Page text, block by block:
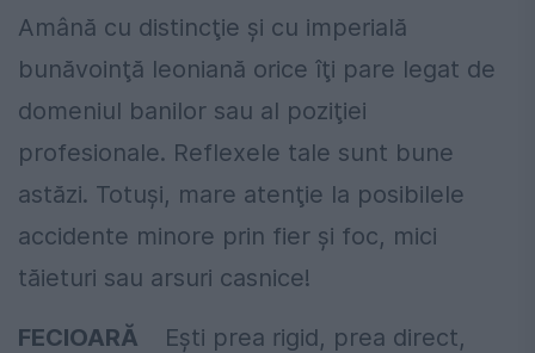
Amână cu distincţie şi cu imperială
bunăvoinţă leoniană orice îţi pare legat de
domeniul banilor sau al poziţiei
profesionale. Reflexele tale sunt bune
astăzi. Totuşi, mare atenţie la posibilele
accidente minore prin fier şi foc, mici
tăieturi sau arsuri casnice!
FECIOARĂ
Eşti prea rigid, prea direct,